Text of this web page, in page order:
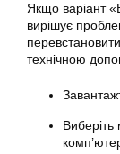
Якщо варіант
вирішує
технічною
Виберіть